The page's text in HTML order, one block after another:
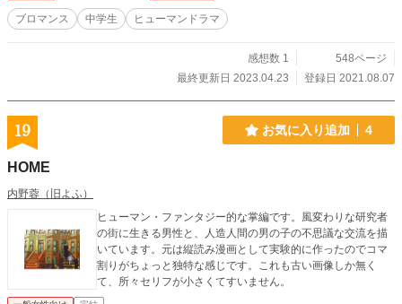
ブロマンス 中学生 ヒューマンドラマ
感想数 1
548ページ
最終更新日 2023.04.23
登録日 2021.08.07
19 お気に入り追加 4
HOME
内野蓉（旧よふ）
ヒューマン・ファンタジー的な掌編です。風変わりな研究者
の街に生きる男性と、人造人間の男の子の不思議な交流を描
いています。元は縦読み漫画として実験的に作ったのでコマ
割りがちょっと独特な感じです。これも古い画像しか無く
て、所々セリフが小さくてすいません。